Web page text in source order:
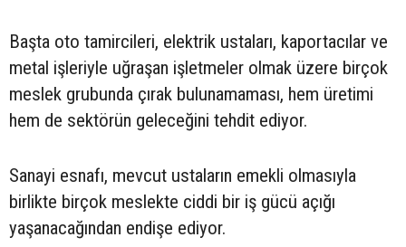
Başta oto tamircileri, elektrik ustaları, kaportacılar ve
metal işleriyle uğraşan işletmeler olmak üzere birçok
meslek grubunda çırak bulunamaması, hem üretimi
hem de sektörün geleceğini tehdit ediyor.
Sanayi esnafı, mevcut ustaların emekli olmasıyla
birlikte birçok meslekte ciddi bir iş gücü açığı
yaşanacağından endişe ediyor.